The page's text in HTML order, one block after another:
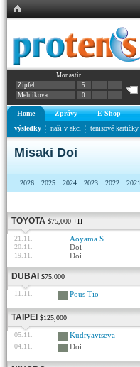
Monastir
Zipfel
5
Melnikova
0
Home Zprávy E-Shop
výsledky
naši v akci tenisové kartičky
Misaki Doi
2026 2025 2024 2023 2022 2021
TOYOTA $75,000 +H
21.11. Aoyama S.
20.11. Doi
19.11. Doi
DUBAI $75,000
11.11. Pous Tio
TAIPEI $125,000
05.11. Kudryavtseva
04.11. Doi